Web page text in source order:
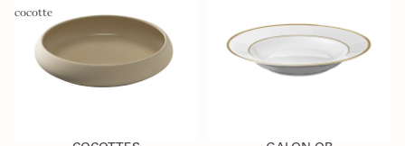
cocotte